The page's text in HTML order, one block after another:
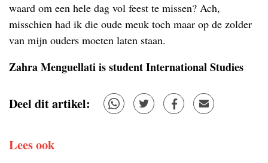
waard om een hele dag vol feest te missen? Ach,
misschien had ik die oude meuk toch maar op de zolder
van mijn ouders moeten laten staan.
Zahra Menguellati is student International Studies
Deel dit artikel:
Lees ook